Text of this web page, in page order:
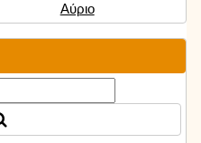
Αύριο